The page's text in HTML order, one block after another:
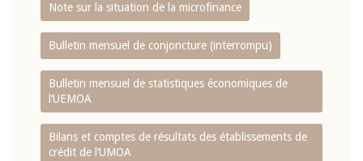
Note sur la situation de la microfinance
Bulletin mensuel de conjoncture (interrompu)
Bulletin mensuel de statistiques économiques de
l‘UEMOA
Bilans et comptes de résultats des établissements de
crédit de l‘UMOA